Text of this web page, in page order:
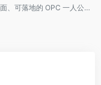
系统、全面、可落地的 OPC 一人公司方法论